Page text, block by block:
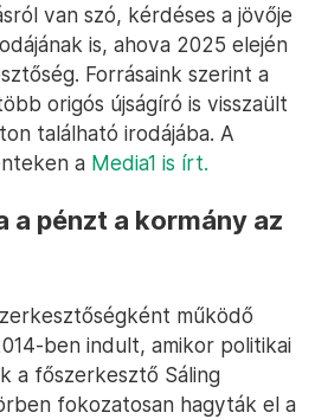
van szó, kérdéses a jövője
is, ahova 2025 elején
Forrásaink szerint a
origós újságíró is visszaült
található irodájába. A
a Media1 is írt.
a pénzt a kormány az
működő
ben indult, amikor politikai
a főszerkesztő Sáling
fokozatosan hagyták el a